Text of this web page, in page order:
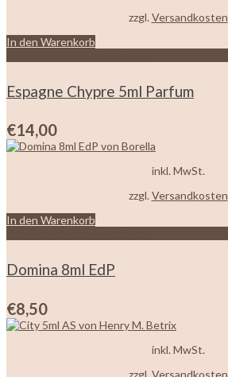
zzgl. Versandkosten
In den Warenkorb
Espagne Chypre 5ml Parfum
€14,00
inkl. MwSt.
zzgl. Versandkosten
In den Warenkorb
Domina 8ml EdP
€8,50
inkl. MwSt.
zzgl. Versandkosten